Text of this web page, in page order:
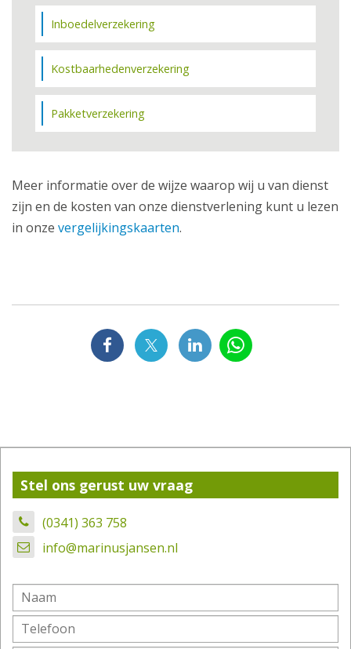
Inboedelverzekering
Kostbaarhedenverzekering
Pakketverzekering
Meer informatie over de wijze waarop wij u van dienst
zijn en de kosten van onze dienstverlening kunt u lezen
in onze vergelijkingskaarten.
Stel ons gerust uw vraag
(0341) 363 758
info@marinusjansen.nl